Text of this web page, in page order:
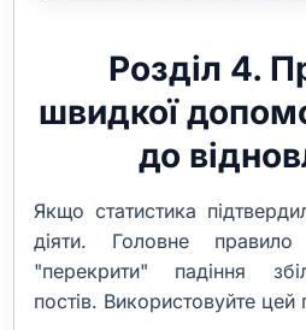
Розділ 4.
швидкої
до
Якщо статистика
діяти. Головне
"перекрити" падіння
постів. Використовуйте